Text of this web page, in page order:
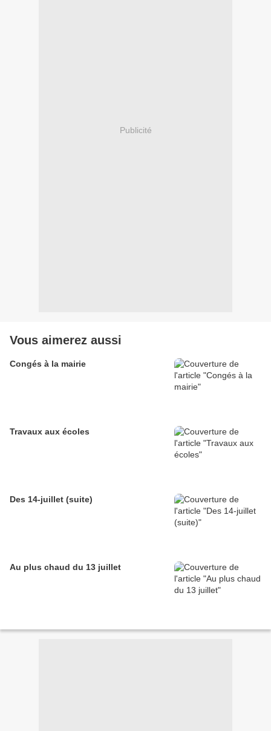
Publicité
Vous aimerez aussi
Congés à la mairie
Travaux aux écoles
Des 14-juillet (suite)
Au plus chaud du 13 juillet